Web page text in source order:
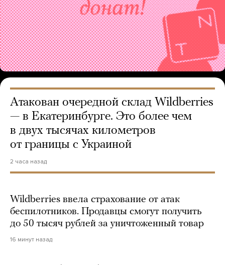
Атакован очередной склад Wildberries
— в Екатеринбурге. Это более чем
в двух тысячах километров
от границы с Украиной
2 часа назад
Wildberries ввела страхование от атак
беспилотников. Продавцы смогут получить
до 50 тысяч рублей за уничтоженный товар
16 минут назад